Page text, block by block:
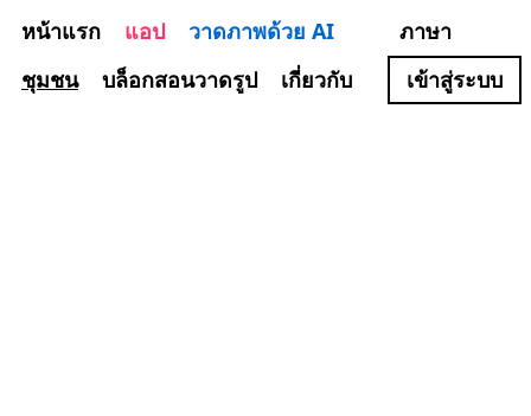
หน้าแรก แอป
วาดภาพด้วย AI
ชุมชน
บล็อกสอนวาดรูป เกี่ยวกับ
ภาษา
เข้าสู่ระบบ